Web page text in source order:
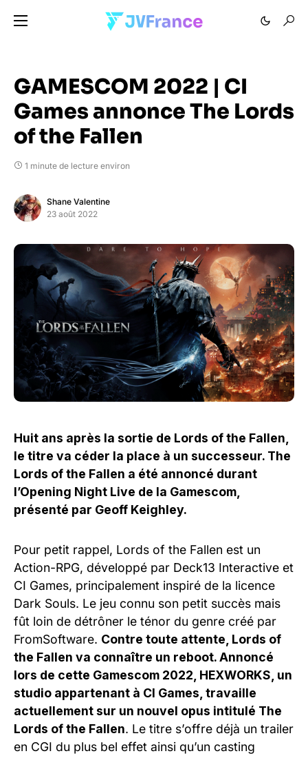
GAMESCOM 2022 | CI
Games annonce The Lords
of the Fallen
1 minute de lecture environ
Shane Valentine
23 août 2022
Huit ans après la sortie de Lords of the Fallen,
le titre va céder la place à un successeur. The
Lords of the Fallen a été annoncé durant
l’Opening Night Live de la Gamescom,
présenté par Geoff Keighley.
Pour petit rappel, Lords of the Fallen est un
Action-RPG, développé par Deck13 Interactive et
CI Games, principalement inspiré de la licence
Dark Souls. Le jeu connu son petit succès mais
fût loin de détrôner le ténor du genre créé par
FromSoftware. Contre toute attente, Lords of
the Fallen va connaître un reboot. Annoncé
lors de cette Gamescom 2022, HEXWORKS, un
studio appartenant à CI Games, travaille
actuellement sur un nouvel opus intitulé The
Lords of the Fallen. Le titre s’offre déjà un trailer
en CGI du plus bel effet ainsi qu’un casting